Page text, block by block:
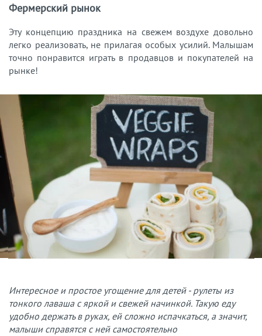
Фермерский рынок
Эту концепцию праздника на свежем воздухе довольно
легко реализовать, не прилагая особых усилий. Малышам
точно понравится играть в продавцов и покупателей на
рынке!
Интересное и простое угощение для детей - рулеты из
тонкого лаваша с яркой и свежей начинкой. Такую еду
удобно держать в руках, ей сложно испачкаться, а значит,
малыши справятся с ней самостоятельно